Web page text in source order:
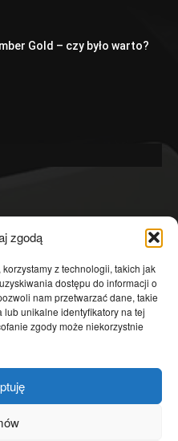
zgodą
z technologii, takich jak
dostępu do informacji o
nam przetwarzać dane, takie
unikalne identyfikatory na tej
zgody może niekorzystnie
Gold – czy było warto?
4601
4363
3639
2823